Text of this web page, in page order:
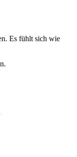
Es fühlt sich wie